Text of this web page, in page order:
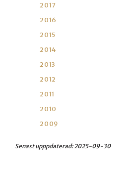
2017
2016
2015
2014
2013
2012
2011
2010
2009
Senast upppdaterad:2025-09-30